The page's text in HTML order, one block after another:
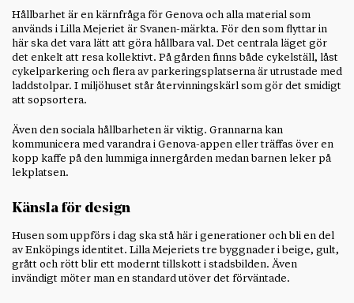
Hållbarhet är en kärnfråga för Genova och alla material som
används i Lilla Mejeriet är Svanen-märkta. För den som flyttar in
här ska det vara lätt att göra hållbara val. Det centrala läget gör
det enkelt att resa kollektivt. På gården finns både cykelställ, låst
cykelparkering och flera av parkeringsplatserna är utrustade med
laddstolpar. I miljöhuset står återvinningskärl som gör det smidigt
att sopsortera.
Även den sociala hållbarheten är viktig. Grannarna kan
kommunicera med varandra i Genova-appen eller träffas över en
kopp kaffe på den lummiga innergården medan barnen leker på
lekplatsen.
Känsla för design
Husen som uppförs i dag ska stå här i generationer och bli en del
av Enköpings identitet. Lilla Mejeriets tre byggnader i beige, gult,
grått och rött blir ett modernt tillskott i stadsbilden. Även
invändigt möter man en standard utöver det förväntade.